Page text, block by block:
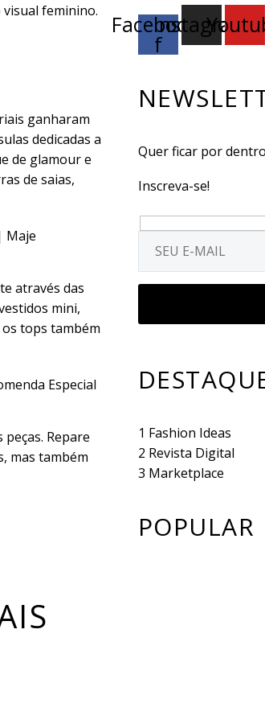
feminino.
ganharam
dedicadas a
de glamour e
de saias,
Maje
através das
mini,
tops também
Especial
Repare
mas também
Facebook-
f
Instagram
Quer ficar por
Inscreva-se!
Hidden
fields
1 Fashion Ideas
2 Revista Digital
3 Marketplace
POPULAR